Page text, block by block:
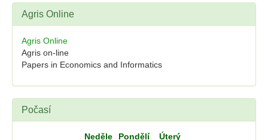
Agris Online
Agris Online
Agris on-line
Papers in Economics and Informatics
Počasí
Neděle Pondělí Úterý